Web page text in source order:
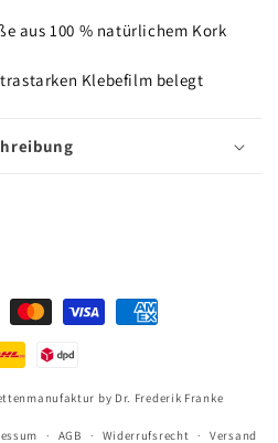
aus 100 % natürlichem Kork
Klebefilm belegt
by Dr. Frederik Franke
AGB Widerrufsrecht Versand